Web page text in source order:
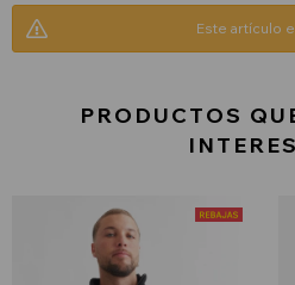
Este artículo
PRODUCTOS